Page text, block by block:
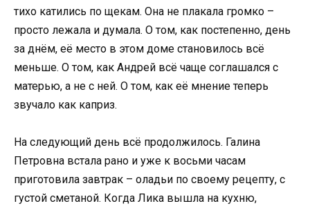
тихо катились по щекам. Она не плакала громко –
просто лежала и думала. О том, как постепенно, день
за днём, её место в этом доме становилось всё
меньше. О том, как Андрей всё чаще соглашался с
матерью, а не с ней. О том, как её мнение теперь
звучало как каприз.
На следующий день всё продолжилось. Галина
Петровна встала рано и уже к восьми часам
приготовила завтрак – оладьи по своему рецепту, с
густой сметаной. Когда Лика вышла на кухню,